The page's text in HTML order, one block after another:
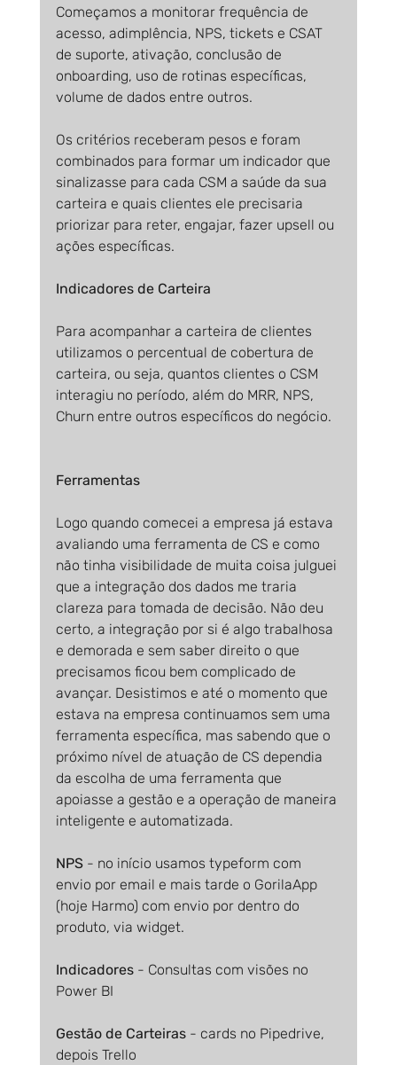
Começamos a monitorar frequência de
acesso, adimplência, NPS, tickets e CSAT
de suporte, ativação, conclusão de
onboarding, uso de rotinas específicas,
volume de dados entre outros.
Os critérios receberam pesos e foram
combinados para formar um indicador que
sinalizasse para cada CSM a saúde da sua
carteira e quais clientes ele precisaria
priorizar para reter, engajar, fazer upsell ou
ações específicas.
Indicadores de Carteira
Para acompanhar a carteira de clientes
utilizamos o percentual de cobertura de
carteira, ou seja, quantos clientes o CSM
interagiu no período, além do MRR, NPS,
Churn entre outros específicos do negócio.
Ferramentas
Logo quando comecei a empresa já estava
avaliando uma ferramenta de CS e como
não tinha visibilidade de muita coisa julguei
que a integração dos dados me traria
clareza para tomada de decisão. Não deu
certo, a integração por si é algo trabalhosa
e demorada e sem saber direito o que
precisamos ficou bem complicado de
avançar. Desistimos e até o momento que
estava na empresa continuamos sem uma
ferramenta específica, mas sabendo que o
próximo nível de atuação de CS dependia
da escolha de uma ferramenta que
apoiasse a gestão e a operação de maneira
inteligente e automatizada.
NPS - no início usamos typeform com
envio por email e mais tarde o GorilaApp
(hoje Harmo) com envio por dentro do
produto, via widget.
Indicadores - Consultas com visões no
Power BI
Gestão de Carteiras - cards no Pipedrive,
depois Trello